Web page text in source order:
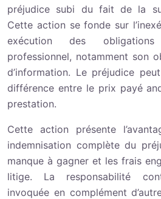
préjudice subi du fait de la
Cette action se fonde sur
exécution des
professionnel, notamment son
d’information. Le préjudice
différence entre le prix payé
prestation.
Cette action présente
indemnisation complète du
manque à gagner et les frais
litige. La responsabilité
invoquée en complément